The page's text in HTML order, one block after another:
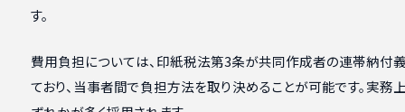
す。
費用負担については、印紙税法第3条が共同作成者の連帯納付
ており、当事者間で負担方法を取り決めることが可能です。実務